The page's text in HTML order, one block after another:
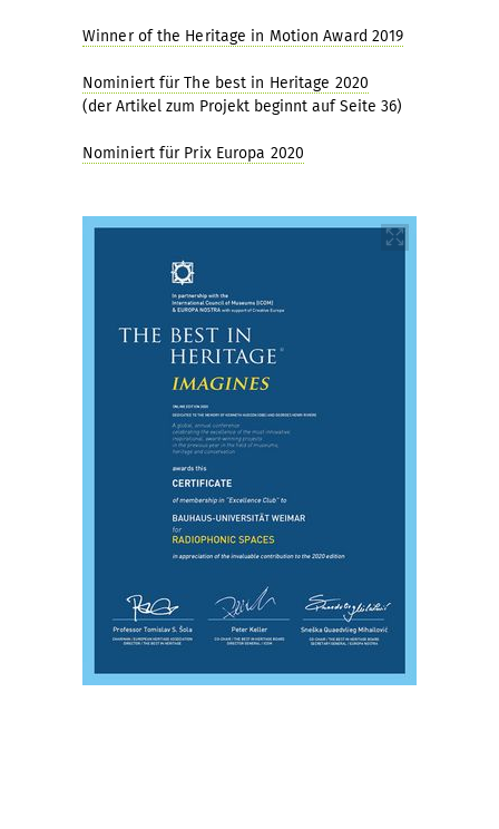
Winner of the Heritage in Motion Award 2019
Nominiert für The best in Heritage 2020
(der Artikel zum Projekt beginnt auf Seite 36)
Nominiert für Prix Europa 2020